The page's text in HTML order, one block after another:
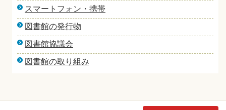
スマートフォン・携帯
図書館の発行物
図書館協議会
図書館の取り組み